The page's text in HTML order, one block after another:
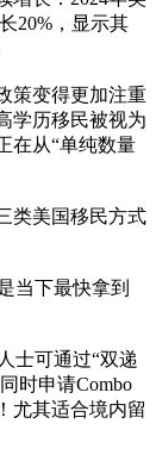
20%，显示其
变得更加注重
学历移民被视为
在从“单纯数量
美国移民方式
下最快拿到
可通过“双递
时申请Combo
尤其适合境内留